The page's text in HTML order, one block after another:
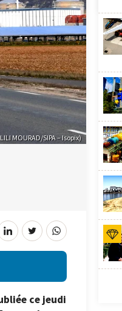
MOURAD/SIPA – Isopix)
ce jeudi